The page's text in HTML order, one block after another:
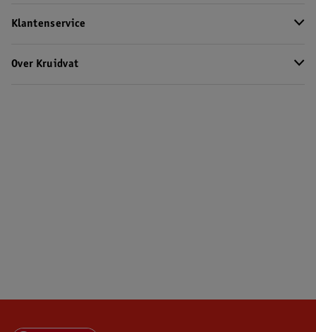
Klantenservice
Over Kruidvat